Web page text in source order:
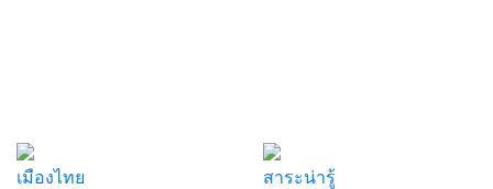
เมืองไทย
สาระน่ารู้